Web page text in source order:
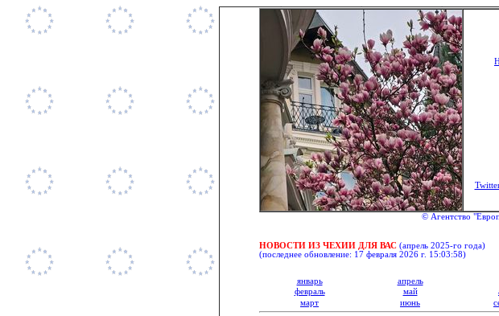
© Агентство
НОВОСТИ ИЗ ЧЕХИИ ДЛЯ ВАС (апрель 2025-го года)
(последнее обновление: 17 февраля 2026 г. 15:03:58)
январь апрель
февраль
май
март
июнь